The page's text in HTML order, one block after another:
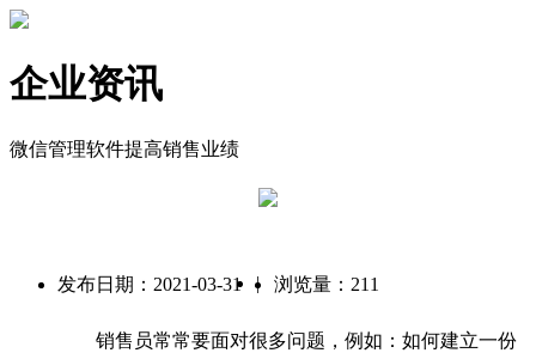
企业资讯
微信管理软件提高销售业绩
发布日期：2021-03-31 | 浏览量：211
销售员常常要面对很多问题，例如：如何建立一份